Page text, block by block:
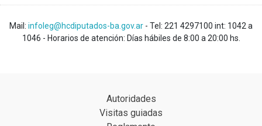
Mail: infoleg@hcdiputados-ba.gov.ar - Tel: 221 4297100 int: 1042 a
1046 - Horarios de atención: Días hábiles de 8:00 a 20:00 hs.
Autoridades
Visitas guiadas